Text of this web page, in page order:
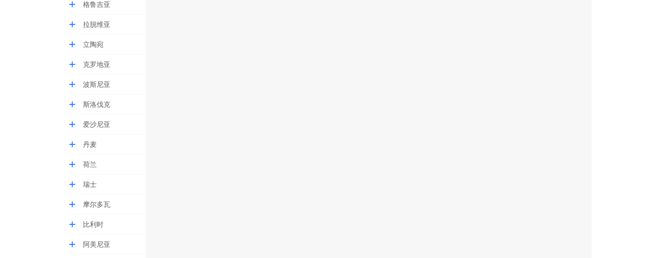
格鲁吉亚
拉脱维亚
立陶宛
克罗地亚
波斯尼亚
斯洛伐克
爱沙尼亚
丹麦
荷兰
瑞士
摩尔多瓦
比利时
阿美尼亚